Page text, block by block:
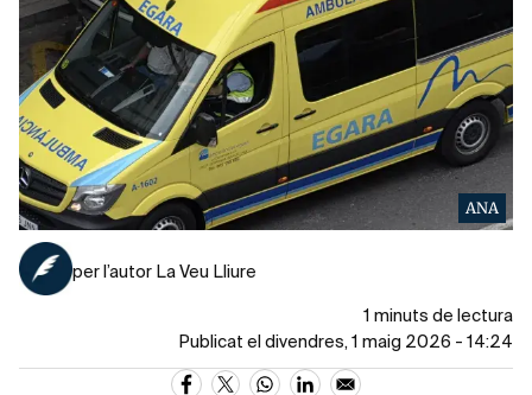
ANA
per l’autor La Veu Lliure
1 minuts de lectura
Publicat el divendres, 1 maig 2026 - 14:24